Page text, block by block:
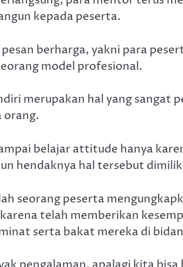
kepada peserta.
berharga, yakni para
model profesional.
merupakan hal yang sangat
orang.
belajar attitude hanya
hendaknya hal tersebut
seorang peserta
telah memberikan
serta bakat mereka di